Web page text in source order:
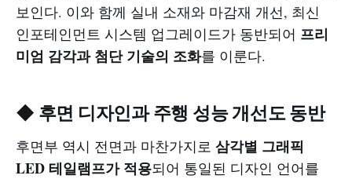
보인다. 이와 함께 실내 소재와 마감재 개선, 최신
인포테인먼트 시스템 업그레이드가 동반되어 프리
미엄 감각과 첨단 기술의 조화를 이룬다.
◆ 후면 디자인과 주행 성능 개선도 동반
후면부 역시 전면과 마찬가지로 삼각별 그래픽
LED 테일램프가 적용되어 통일된 디자인 언어를